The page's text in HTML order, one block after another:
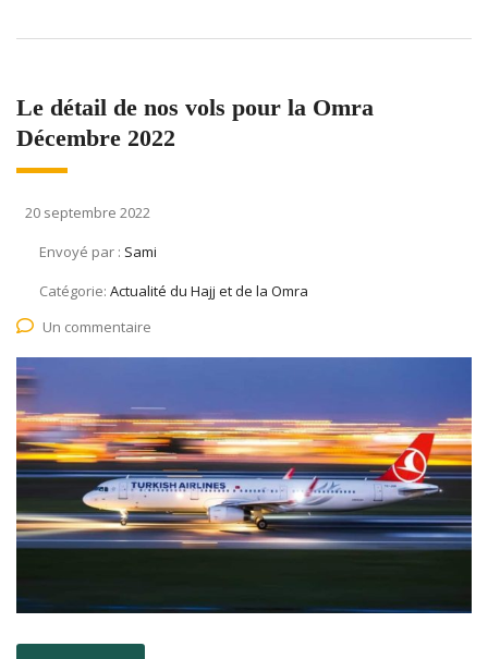
Le détail de nos vols pour la Omra
Décembre 2022
20 septembre 2022
Envoyé par : Sami
Catégorie: Actualité du Hajj et de la Omra
Un commentaire